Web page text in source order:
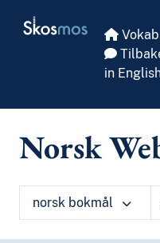
Skosmos
in
Norsk
norsk bokmål